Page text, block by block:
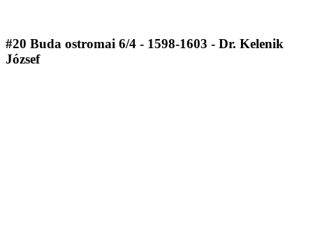
#20 Buda ostromai 6/4 - 1598-1603 - Dr. Kelenik
József